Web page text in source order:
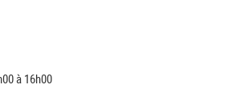
à 16h00